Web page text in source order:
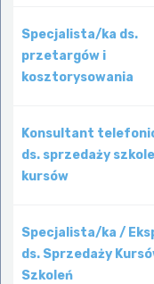
Specjalista/ka ds.
przetargów i
kosztorysowania
Konsultant
ds. sprzedaży
kursów
Specjalista/ka /
ds. Sprzedaży
Szkoleń